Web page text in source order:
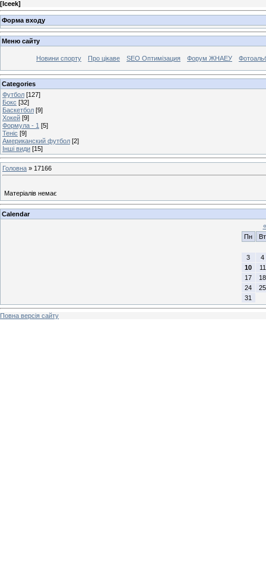
[Iceek]
Форма входу
Меню сайту
Новини спорту Про цікаве SEO Оптимізация Форум ЖНАЕУ
Categories
Футбол [127]
Бокс [32]
Баскетбол [9]
Хокей [9]
Формула - 1 [5]
Теніс [9]
Американский футбол [2]
Інші види [15]
Головна » 17166
Матеріалів немає
Calendar
«
Пн
Вт
3
4
10
11
17
18
24
25
31
Повна версія сайту